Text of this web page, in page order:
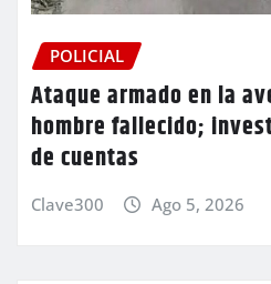
POLICIAL
Ataque armado en la
hombre fallecido;
de cuentas
Clave300 Ago 5, 2026